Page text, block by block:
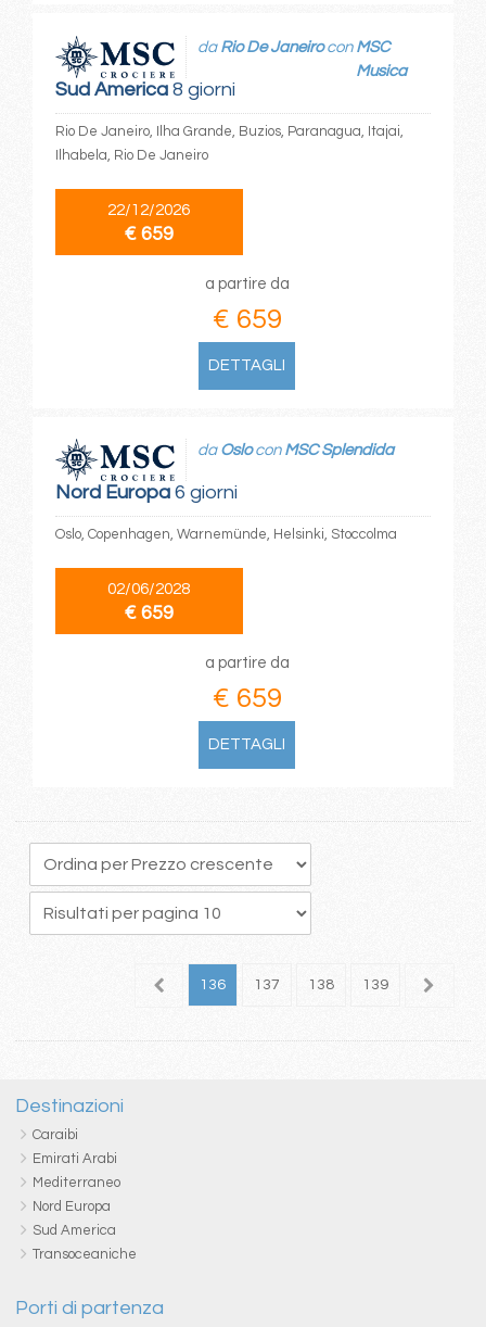
Sud America8 giorni
da Rio De Janeirocon MSC
Musica
Rio De Janeiro, Ilha Grande, Buzios, Paranagua, Itajai,
Ilhabela, Rio De Janeiro
22/12/2026
€ 659
a partire da
€ 659
DETTAGLI
Nord Europa6 giorni
da Oslocon MSC Splendida
Oslo, Copenhagen, Warnemünde, Helsinki, Stoccolma
02/06/2028
€ 659
a partire da
€ 659
DETTAGLI
135 136 137 138 139 140
Destinazioni
Caraibi
Emirati Arabi
Mediterraneo
Nord Europa
Sud America
Transoceaniche
Porti di partenza